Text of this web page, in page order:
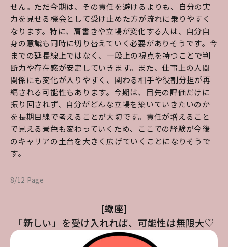
せん。ただ今期は、その責任を避けるよりも、自分の実
力を見せる機会として受け止めた方が流れに乗りやすく
なります。特に、肩書きや立場が変化する人は、自分自
身の意識も同時に切り替えていく必要がありそうです。今
までの延長線上ではなく、一段上の視点を持つことで判
断力や存在感が安定していきます。また、仕事上の人間
関係にも変化が入りやすく、関わる相手や役割分担が再
編される可能性もあります。今期は、目先の評価だけに
振り回されず、自分がどんな立場を築いていきたいのか
を長期目線で考えることが大切です。責任が増えること
で見える景色も変わっていくため、ここでの経験が今後
のキャリアの土台を大きく広げていくことになりそうで
す。
8/12 Page
[蠍座]
「新しい」を受け入れれば、可能性は無限大♡